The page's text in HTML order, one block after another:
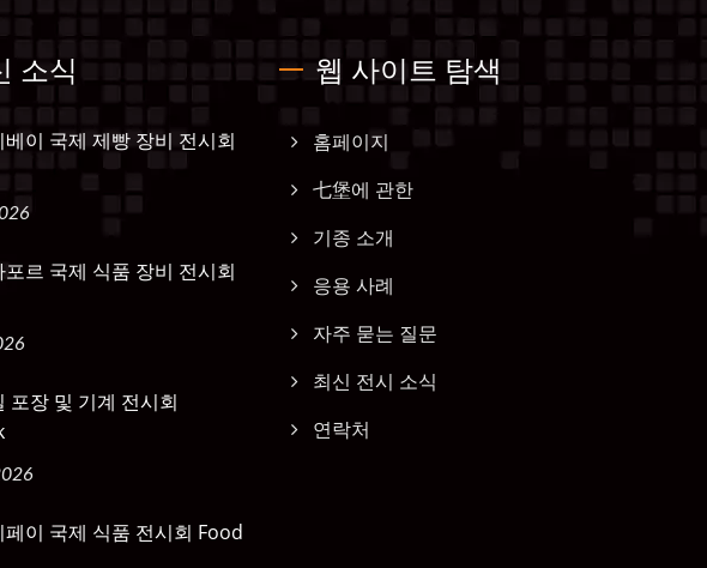
소식
이 국제 제빵 장비 전시회
르 국제 식품 장비 전시회
포장 및 기계 전시회
이 국제 식품 전시회 Food
웹 사이트 탐색
홈페이지
七堡에 관한
기종 소개
응용 사례
자주 묻는 질문
최신 전시 소식
연락처